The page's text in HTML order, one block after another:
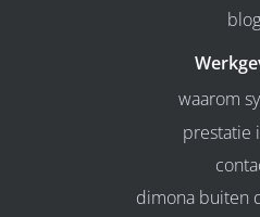
blog
waarom
prestatie
dimona buiten